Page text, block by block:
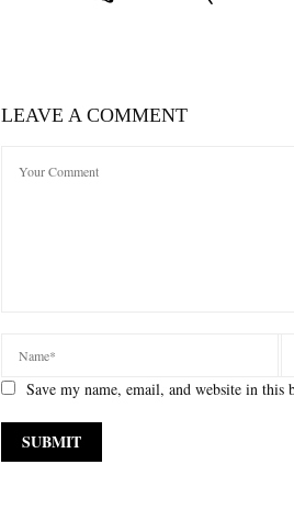
LEAVE A COMMENT
Save my name, email, and website in